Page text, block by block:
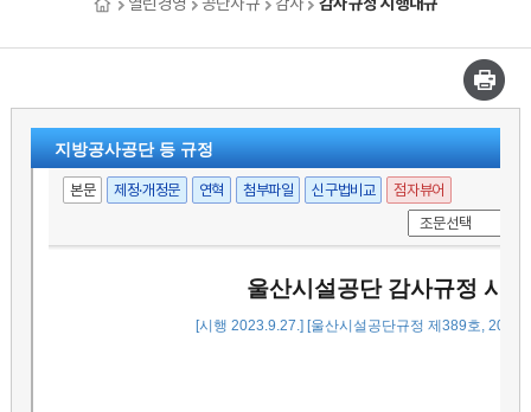
열린경영 공단사규 감사 감사규정 시행내규
감사규정 시행내규 시작